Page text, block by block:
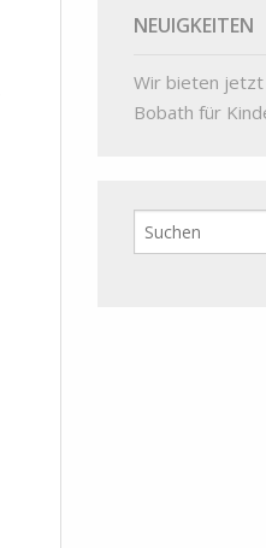
NEUIGKEITEN
Wir bieten
Bobath für